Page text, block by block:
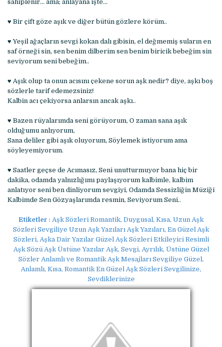
sahiplenir… ama; anlayana işte…
♥ Bir çift göze aşık ve diğer bütün gözlere körüm..
♥ Yeşil ağaçların sevgi kokan dalı gibisin, el değmemiş suların en
saf örneği sin, sen benim dilberim sen benim biricik bebeğim sin
seviyorum seni bebeğim..
♥ Aşık olup ta onun acısını çekene sorun aşk nedir? diye, aşkı boş
sözlerle tarif edemezsiniz!
Kalbin acı çekiyorsa anlarsın ancak aşkı..
♥ Bazen rüyalarımda seni görüyorum, O zaman sana aşık
olduğumu anlıyorum,
Sana deliler gibi aşık oluyorum, Söylemek istiyorum ama
söyleyemiyorum.
♥ Saatler geçse de Acımasız, Seni unutturmuyor bana hiç bir
dakika, odamda yalnızlığımı paylaşıyorum kalbimle, kalbim
anlatıyor seni ben dinliyorum sevgiyi, Odamda Sessizliğin Müziği
Kalbimde Sen Gözyaşlarımda resmin, Seviyorum Seni..
Etiketler : Aşk Sözleri Romantik, Duygusal, Kısa, Uzun Aşk
Sözleri Sevgiliye Uzun Aşk Yazıları Aşk Yazıları, En Güzel Aşk
Sözleri, Aşka Dair Yazılar Güzel Aşk Sözleri Etkileyici Resimli
Aşk Sözü Aşk Üstüne Yazılar Aşk, Sevgi, Ayrılık, Üstüne Güzel
Sözler Anlamlı ve Romantik Aşk Mesajları Sevgiliye Güzel,
Anlamlı, Kısa, Romantik En Güzel Aşk Sözleri Sevgilinize,
Sevdiklerinize